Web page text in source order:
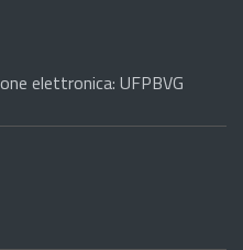
elettronica: UFPBVG